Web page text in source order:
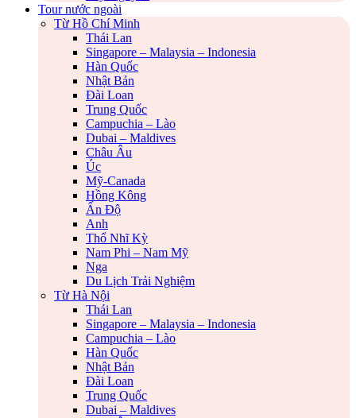
Tour nước ngoài
Từ Hồ Chí Minh
Thái Lan
Singapore – Malaysia – Indonesia
Hàn Quốc
Nhật Bản
Đài Loan
Trung Quốc
Campuchia – Lào
Dubai – Maldives
Châu Âu
Úc
Mỹ-Canada
Hồng Kông
Ấn Độ
Anh
Thổ Nhĩ Kỳ
Nam Phi – Nam Mỹ
Nga
Du Lịch Trải Nghiệm
Từ Hà Nội
Thái Lan
Singapore – Malaysia – Indonesia
Campuchia – Lào
Hàn Quốc
Nhật Bản
Đài Loan
Trung Quốc
Dubai – Maldives